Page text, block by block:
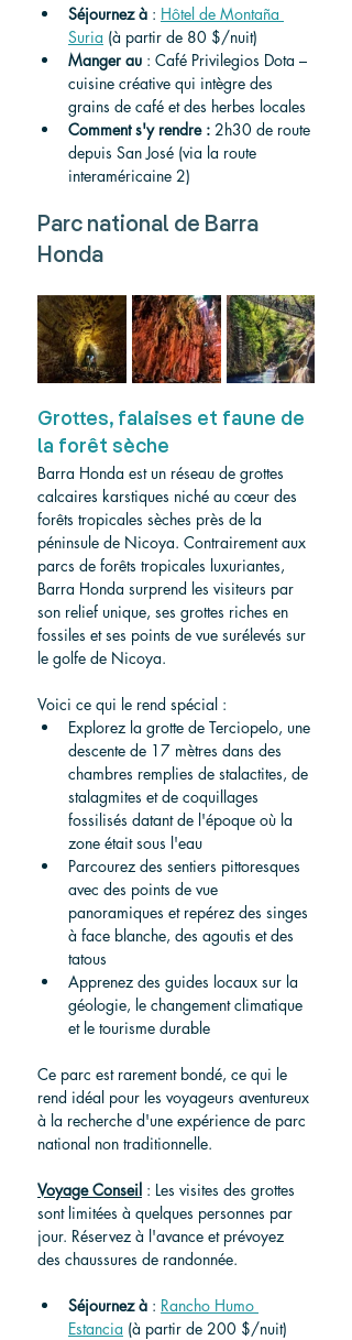
Séjournez à : Hôtel de Montaña
Suria (à partir de 80 $/nuit)
Manger au : Café Privilegios Dota –
cuisine créative qui intègre des
grains de café et des herbes locales
Comment s'y rendre : 2h30 de route
depuis San José (via la route
interaméricaine 2)
Parc national de Barra
Honda
Grottes, falaises et faune de
la forêt sèche
Barra Honda est un réseau de grottes
calcaires karstiques niché au cœur des
forêts tropicales sèches près de la
péninsule de Nicoya. Contrairement aux
parcs de forêts tropicales luxuriantes,
Barra Honda surprend les visiteurs par
son relief unique, ses grottes riches en
fossiles et ses points de vue surélevés sur
le golfe de Nicoya.
Voici ce qui le rend spécial :
Explorez la grotte de Terciopelo, une
descente de 17 mètres dans des
chambres remplies de stalactites, de
stalagmites et de coquillages
fossilisés datant de l'époque où la
zone était sous l'eau
Parcourez des sentiers pittoresques
avec des points de vue
panoramiques et repérez des singes
à face blanche, des agoutis et des
tatous
Apprenez des guides locaux sur la
géologie, le changement climatique
et le tourisme durable
Ce parc est rarement bondé, ce qui le
rend idéal pour les voyageurs aventureux
à la recherche d'une expérience de parc
national non traditionnelle.
Voyage Conseil : Les visites des grottes
sont limitées à quelques personnes par
jour. Réservez à l'avance et prévoyez
des chaussures de randonnée.
Séjournez à : Rancho Humo
Estancia (à partir de 200 $/nuit)